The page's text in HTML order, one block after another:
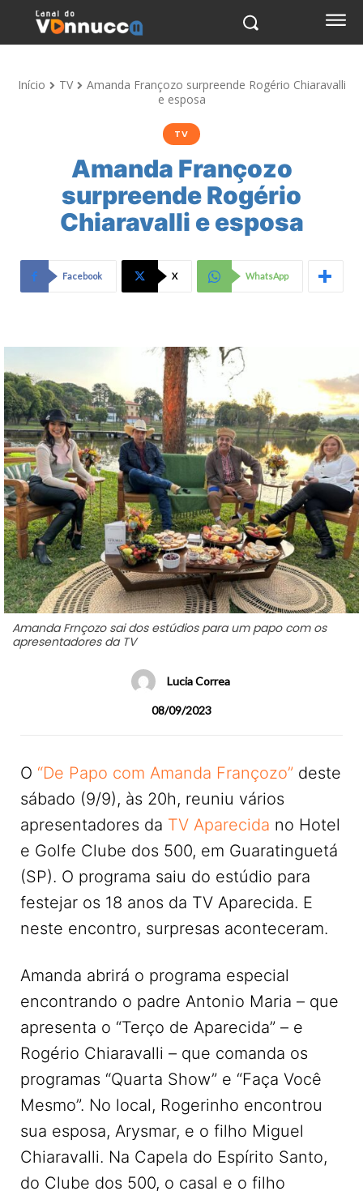
Início TV
Amanda Françozo surpreende Rogério Chiaravalli
e esposa
TV
Amanda Françozo
surpreende Rogério
Chiaravalli e esposa
Facebook X WhatsApp
Amanda Frnçozo sai dos estúdios para um papo com os
apresentadores da TV
Lucia Correa
08/09/2023
O “De Papo com Amanda Françozo” deste
sábado (9/9), às 20h, reuniu vários
apresentadores da TV Aparecida no Hotel
e Golfe Clube dos 500, em Guaratinguetá
(SP). O programa saiu do estúdio para
festejar os 18 anos da TV Aparecida. E
neste encontro, surpresas aconteceram.
Amanda abrirá o programa especial
encontrando o padre Antonio Maria – que
apresenta o “Terço de Aparecida” – e
Rogério Chiaravalli – que comanda os
programas “Quarta Show” e “Faça Você
Mesmo”. No local, Rogerinho encontrou
sua esposa, Arysmar, e o filho Miguel
Chiaravalli. Na Capela do Espírito Santo,
do Clube dos 500, o casal e o filho